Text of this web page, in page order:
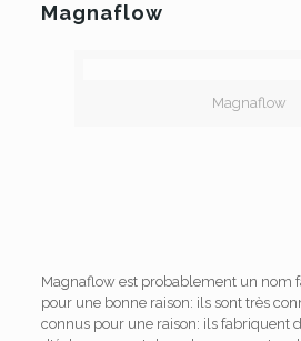
Magnaflow
Magnaflow
Magnaflow est probablement un nom
pour une bonne raison: ils sont très
connus pour une raison: ils fabriquent